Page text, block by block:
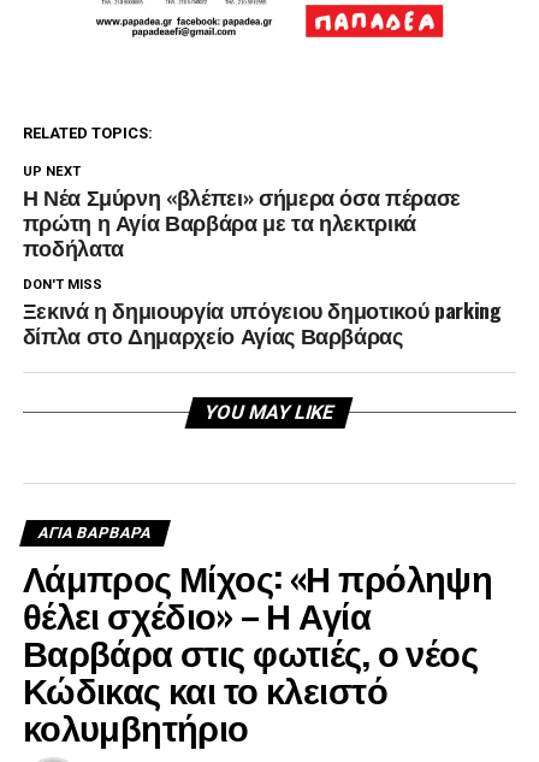
RELATED TOPICS:
UP NEXT
Η Νέα Σμύρνη «βλέπει» σήμερα όσα πέρασε
πρώτη η Αγία Βαρβάρα με τα ηλεκτρικά
ποδήλατα
DON'T MISS
Ξεκινά η δημιουργία υπόγειου δημοτικού parking
δίπλα στο Δημαρχείο Αγίας Βαρβάρας
YOU MAY LIKE
ΑΓΙΑ ΒΑΡΒΑΡΑ
Λάμπρος Μίχος: «Η πρόληψη
θέλει σχέδιο» – Η Αγία
Βαρβάρα στις φωτιές, ο νέος
Κώδικας και το κλειστό
κολυμβητήριο